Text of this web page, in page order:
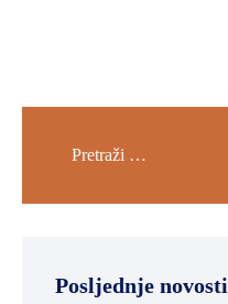
Posljednje novosti